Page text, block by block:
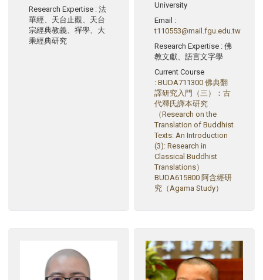
Research Expertise : 法
華經、天台止觀、天台
宗經典教義、禪學、大
乘經典研究
University
Email :
t110553@mail.fgu.edu.tw
Research Expertise : 佛
教文獻、語言文字學
Current Course
:BUDA711300 佛典翻
譯研究入門（三）：古
代釋氏譯本研究
（Research on the
Translation of Buddhist
Texts: An Introduction
(3): Research in
Classical Buddhist
Translations）
BUDA615800 阿含經研
究（Agama Study）